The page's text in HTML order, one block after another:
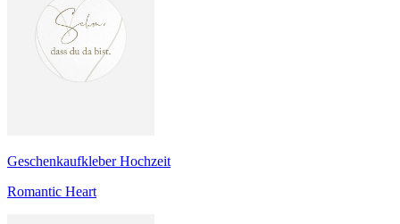
Geschenkaufkleber Hochzeit
Romantic Heart